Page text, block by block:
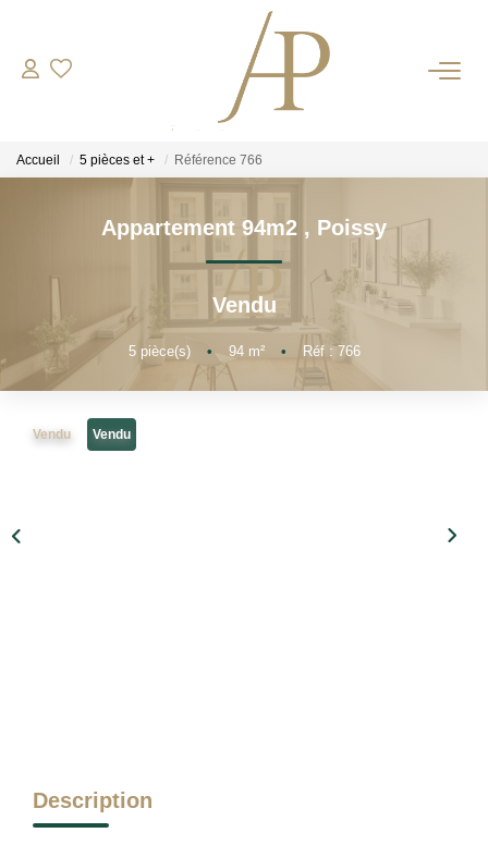
RECRUTEMENT
ACHETER
LOUER
ESTIMER
Votre Bien
Votre Energie
Accueil 5 pièces et + Référence 766
Appartement 94m2 , Poissy
Vendu
5pièce(s) • 94m² • Réf : 766
Vendu Vendu
Description